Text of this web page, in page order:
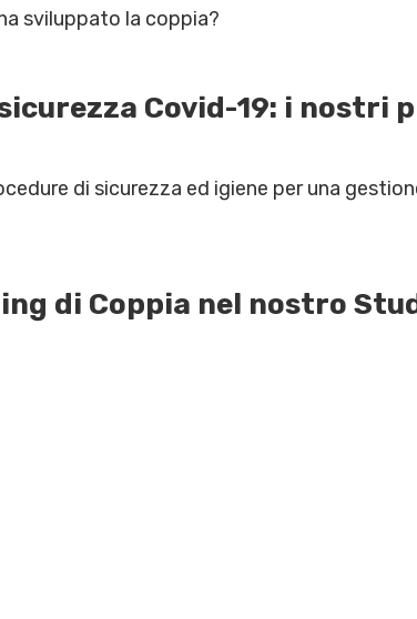
sviluppato la coppia?
Covid-19: i nostri
di sicurezza ed igiene per una
di Coppia nel nostro